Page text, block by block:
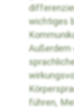
wichtiges
Außerdem
führen,